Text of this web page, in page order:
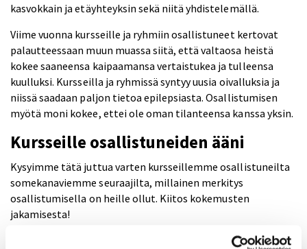
kasvokkain ja etäyhteyksin sekä niitä yhdistelemällä.
Viime vuonna kursseille ja ryhmiin osallistuneet kertovat
palautteessaan muun muassa siitä, että valtaosa heistä
kokee saaneensa kaipaamansa vertaistukea ja tulleensa
kuulluksi. Kursseilla ja ryhmissä syntyy uusia oivalluksia ja
niissä saadaan paljon tietoa epilepsiasta. Osallistumisen
myötä moni kokee, ettei ole oman tilanteensa kanssa yksin.
Kursseille osallistuneiden ääni
Kysyimme tätä juttua varten kursseillemme osallistuneilta
somekanaviemme seuraajilta, millainen merkitys
osallistumisella on heille ollut. Kiitos kokemusten
jakamisesta!